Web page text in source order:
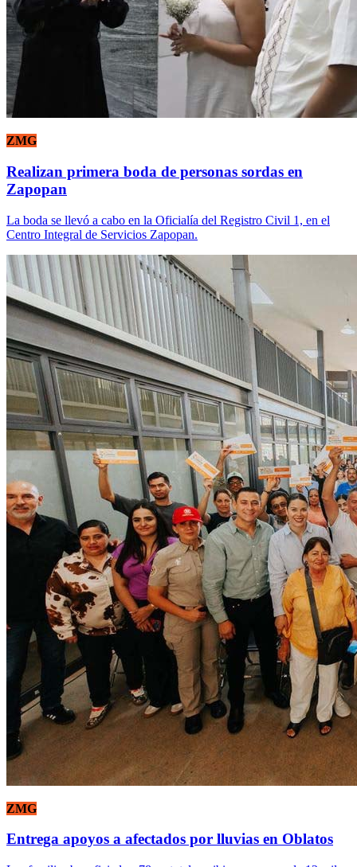
ZMG
Realizan primera boda de personas sordas en
Zapopan
La boda se llevó a cabo en la Oficialía del Registro Civil 1, en el
Centro Integral de Servicios Zapopan.
ZMG
Entrega apoyos a afectados por lluvias en Oblatos